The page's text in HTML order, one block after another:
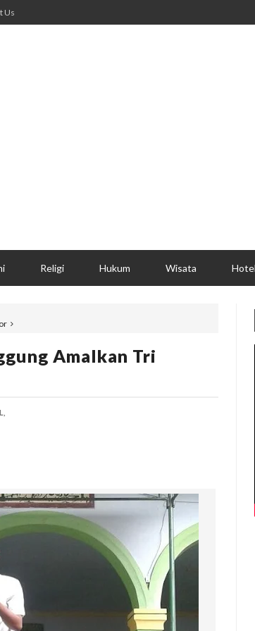
Us
Religi Hukum Wisata Hotel
Amalkan Tri